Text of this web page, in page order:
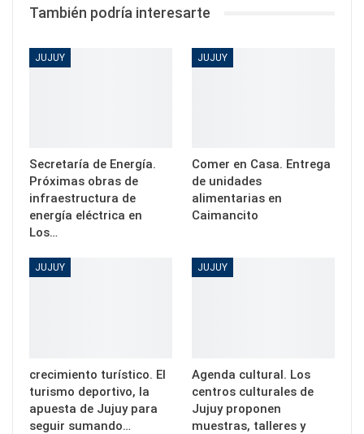
También podría interesarte
JUJUY
Secretaría de Energía.
Próximas obras de
infraestructura de
energía eléctrica en
Los…
JUJUY
Comer en Casa. Entrega
de unidades
alimentarias en
Caimancito
JUJUY
crecimiento turístico. El
turismo deportivo, la
apuesta de Jujuy para
seguir sumando…
JUJUY
Agenda cultural. Los
centros culturales de
Jujuy proponen
muestras, talleres y